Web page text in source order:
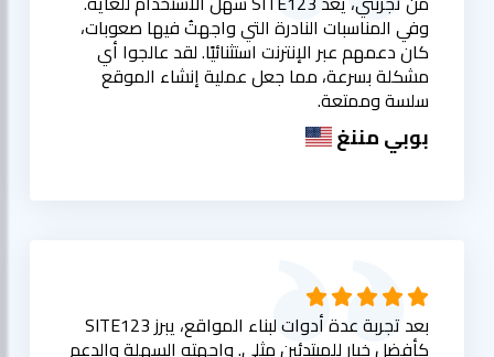
وفي المناسبات النادرة التي واجهتُ فيها صعوبات،
كان دعمهم عبر الإنترنت استثنائيًا. لقد عالجوا أي
مشكلة بسرعة، مما جعل عملية إنشاء الموقع
سلسة وممتعة.
بوبي مننغ
بعد تجربة عدة أدوات لبناء المواقع، يبرز SITE123
كأفضل خيار للمبتدئين مثلي. واجهته السهلة والدعم